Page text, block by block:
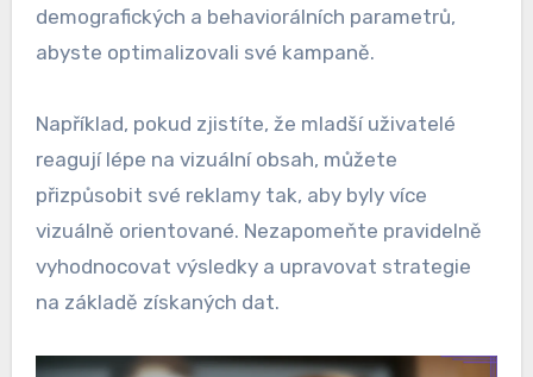
demografických a behaviorálních parametrů,
abyste optimalizovali své kampaně.
Například, pokud zjistíte, že mladší uživatelé
reagují lépe na vizuální obsah, můžete
přizpůsobit své reklamy tak, aby byly více
vizuálně orientované. Nezapomeňte pravidelně
vyhodnocovat výsledky a upravovat strategie
na základě získaných dat.